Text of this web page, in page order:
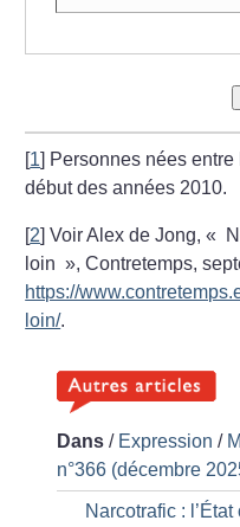
[1] Personnes nées
début des années 2010.
[2]Voir Alex de Jong, «
loin », Contretemps,
https://
loin/.
Dans / Expression /
n°366 (décembre
Narcotrafic :